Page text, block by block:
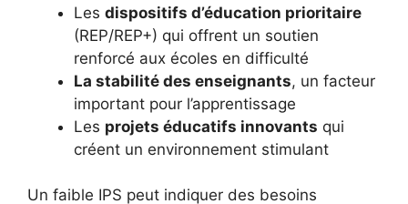
Les dispositifs d’éducation prioritaire
(REP/REP+) qui offrent un soutien
renforcé aux écoles en difficulté
La stabilité des enseignants, un facteur
important pour l’apprentissage
Les projets éducatifs innovants qui
créent un environnement stimulant
Un faible IPS peut indiquer des besoins